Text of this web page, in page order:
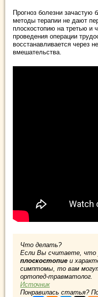
Прогноз болезни зачастую
методы терапии не дают
плоскостопию на третью и
проведения операции
восстанавливается через
вмешательства.
Что делать?
Если Вы считаете, что
плоскостопие и
симптомы, то вам
ортопед-травматолог.
Источник
Понравилась статья?